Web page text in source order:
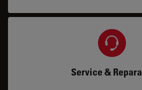
Service &